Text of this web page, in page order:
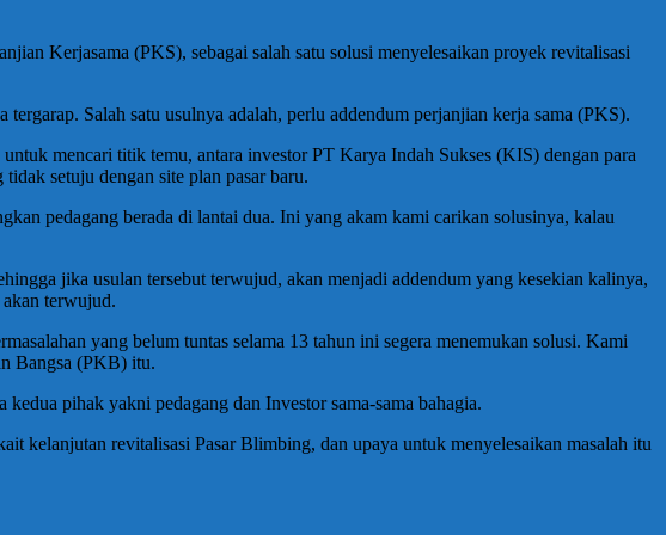
Kerjasama (PKS), sebagai salah satu solusi menyelesaikan proyek revitalisasi
Salah satu usulnya adalah, perlu addendum perjanjian kerja sama (PKS).
mencari titik temu, antara investor PT Karya Indah Sukses (KIS) dengan para
setuju dengan site plan pasar baru.
pedagang berada di lantai dua. Ini yang akam kami carikan solusinya, kalau
jika usulan tersebut terwujud, akan menjadi addendum yang kesekian kalinya,
terwujud.
yang belum tuntas selama 13 tahun ini segera menemukan solusi. Kami
Bangsa (PKB) itu.
pihak yakni pedagang dan Investor sama-sama bahagia.
kelanjutan revitalisasi Pasar Blimbing, dan upaya untuk menyelesaikan masalah itu